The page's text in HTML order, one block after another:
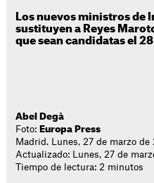
Los nuevos ministros de
sustituyen a Reyes
que sean candidatas el
Abel Degà
Foto: Europa Press
Madrid. Lunes, 27 de marzo de
Actualizado: Lunes, 27 de
Tiempo de lectura: 2 minutos